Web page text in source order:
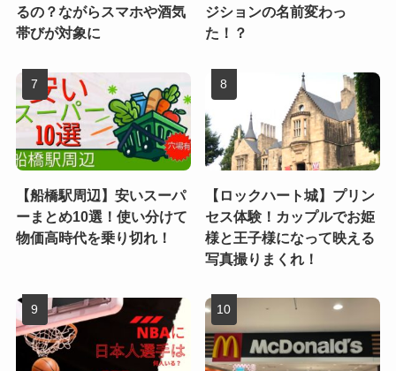
るの？ながらスマホや酒気
帯びが対象に
ジションの名前変わっ
た！？
【船橋駅周辺】安いスーパ
ーまとめ10選！使い分けて
物価高時代を乗り切れ！
【ロックハート城】プリン
セス体験！カップルでお姫
様と王子様になって映える
写真撮りまくれ！